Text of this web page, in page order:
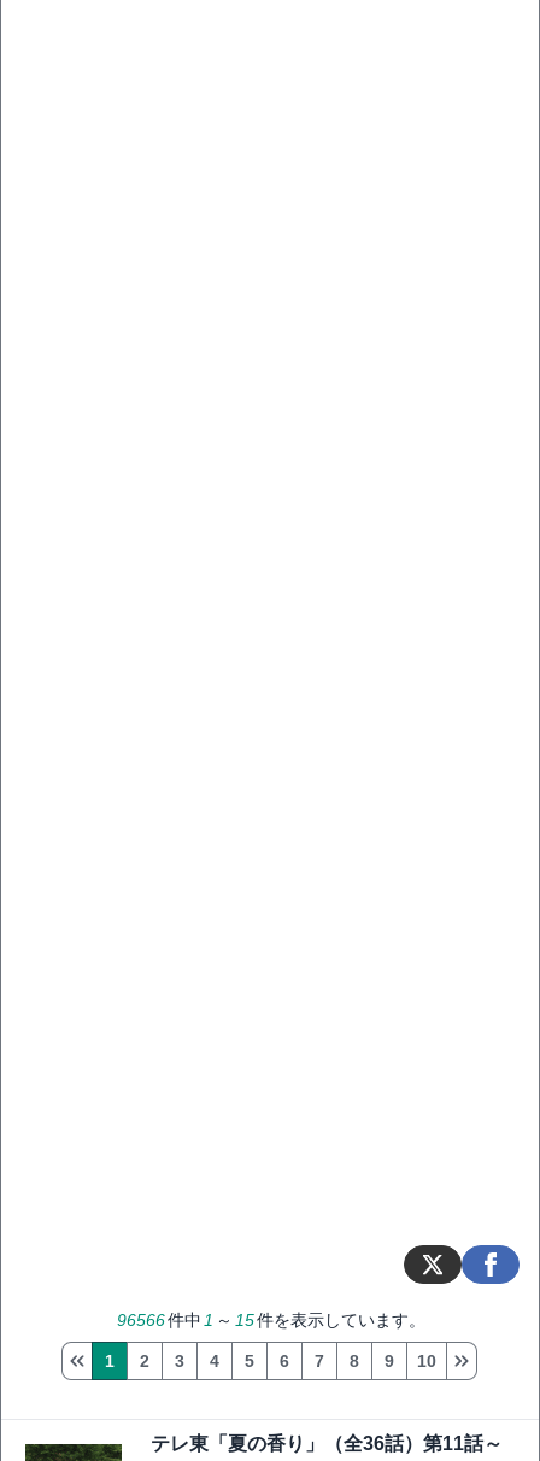
96566件中 1 ～ 15件を表示しています。
1 2 3 4 5 6 7 8 9 10
テレ東「夏の香り」（全36話）第11話～